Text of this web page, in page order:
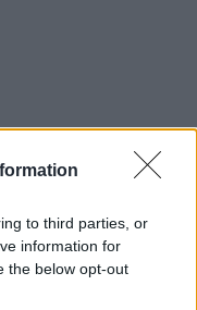
to third parties, or
information for
the below opt-out